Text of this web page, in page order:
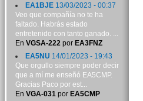
EA1BJE13/03/2023 - 00:37
Veo que compañía no te ha
faltado. Habrás estado
entretenido con tanto ganado. ...
En VGSA-222por EA3FNZ
EA5NU 14/01/2023 - 19:43
Que orgullo siempre poder decir
que a mí me enseñó EA5CMP.
Gracias Paco por est...
En VGA-031 por EA5CMP